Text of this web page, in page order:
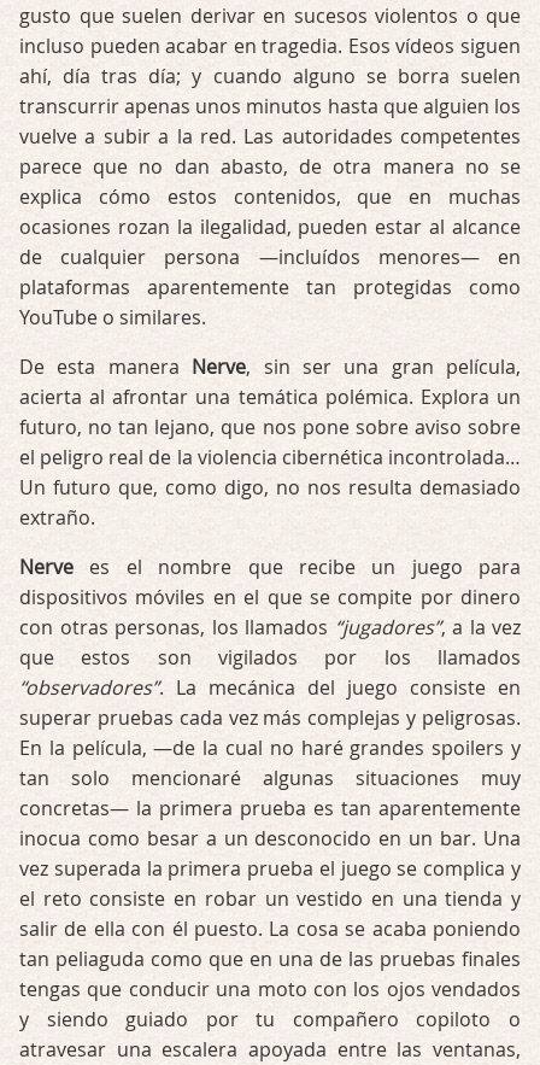
gusto que suelen derivar en sucesos violentos o que
incluso pueden acabar en tragedia. Esos vídeos siguen
ahí, día tras día; y cuando alguno se borra suelen
transcurrir apenas unos minutos hasta que alguien los
vuelve a subir a la red. Las autoridades competentes
parece que no dan abasto, de otra manera no se
explica cómo estos contenidos, que en muchas
ocasiones rozan la ilegalidad, pueden estar al alcance
de cualquier persona —incluídos menores— en
plataformas aparentemente tan protegidas como
YouTube o similares.
De esta manera Nerve, sin ser una gran película,
acierta al afrontar una temática polémica. Explora un
futuro, no tan lejano, que nos pone sobre aviso sobre
el peligro real de la violencia cibernética incontrolada…
Un futuro que, como digo, no nos resulta demasiado
extraño.
Nerve es el nombre que recibe un juego para
dispositivos móviles en el que se compite por dinero
con otras personas, los llamados “jugadores”, a la vez
que estos son vigilados por los llamados
“observadores”. La mecánica del juego consiste en
superar pruebas cada vez más complejas y peligrosas.
En la película, —de la cual no haré grandes spoilers y
tan solo mencionaré algunas situaciones muy
concretas— la primera prueba es tan aparentemente
inocua como besar a un desconocido en un bar. Una
vez superada la primera prueba el juego se complica y
el reto consiste en robar un vestido en una tienda y
salir de ella con él puesto. La cosa se acaba poniendo
tan peliaguda como que en una de las pruebas finales
tengas que conducir una moto con los ojos vendados
y siendo guiado por tu compañero copiloto o
atravesar una escalera apoyada entre las ventanas,